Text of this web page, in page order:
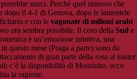
starci. Perché quel rinnovo che
dopo il 4-1 di Genova, dopo le lamentele
e con le vagonate di milioni arabi
ora sembra possibile. Il coro della Sud e
è un’emozione istintiva, una
questo mese (Praga a parte) sono da
di gran parte della rosa al mister
c’è la disponibilità di Mourinho, ecco
la ragione.